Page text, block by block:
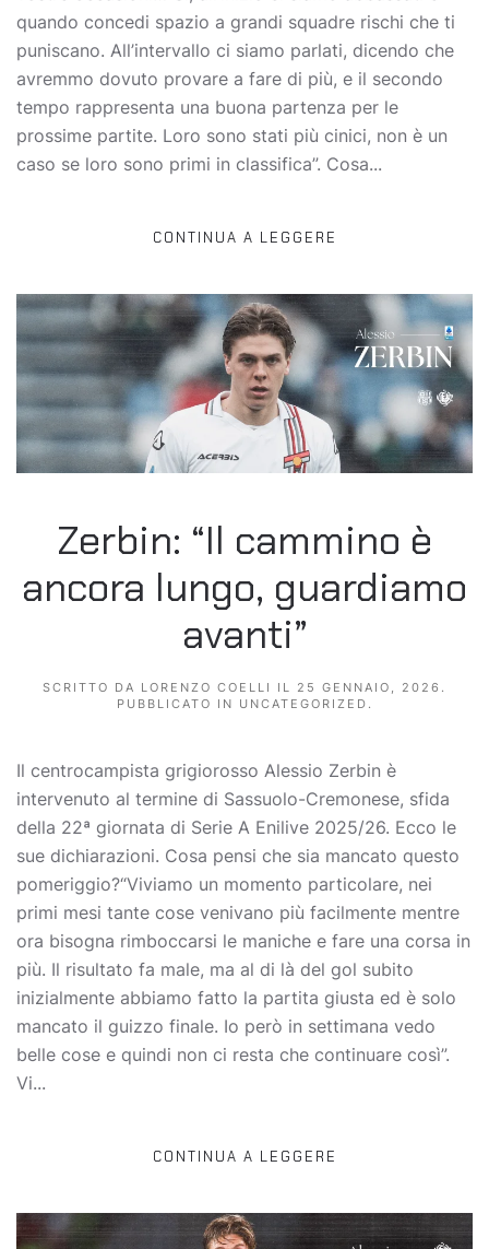
quando concedi spazio a grandi squadre rischi che ti
puniscano. All’intervallo ci siamo parlati, dicendo che
avremmo dovuto provare a fare di più, e il secondo
tempo rappresenta una buona partenza per le
prossime partite. Loro sono stati più cinici, non è un
caso se loro sono primi in classifica”. Cosa...
CONTINUA A LEGGERE
Zerbin: “Il cammino è
ancora lungo, guardiamo
avanti”
SCRITTO DA LORENZO COELLI IL 25 GENNAIO, 2026 .
PUBBLICATO IN UNCATEGORIZED .
Il centrocampista grigiorosso Alessio Zerbin è
intervenuto al termine di Sassuolo-Cremonese, sfida
della 22ª giornata di Serie A Enilive 2025/26. Ecco le
sue dichiarazioni. Cosa pensi che sia mancato questo
pomeriggio?“Viviamo un momento particolare, nei
primi mesi tante cose venivano più facilmente mentre
ora bisogna rimboccarsi le maniche e fare una corsa in
più. Il risultato fa male, ma al di là del gol subito
inizialmente abbiamo fatto la partita giusta ed è solo
mancato il guizzo finale. Io però in settimana vedo
belle cose e quindi non ci resta che continuare così”.
Vi...
CONTINUA A LEGGERE